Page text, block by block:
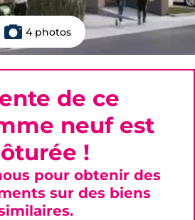
4 photos
de ce
neuf est
!
pour obtenir des
sur des biens